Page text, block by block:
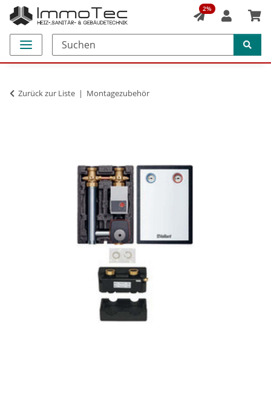
2%
Zurück zur Liste Montagezubehör